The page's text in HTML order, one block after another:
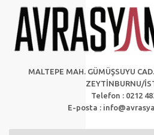
MALTEPE MAH. GÜMÜŞSUYU
ZEYTİNBURNU/
Telefon : 0212
E-posta :